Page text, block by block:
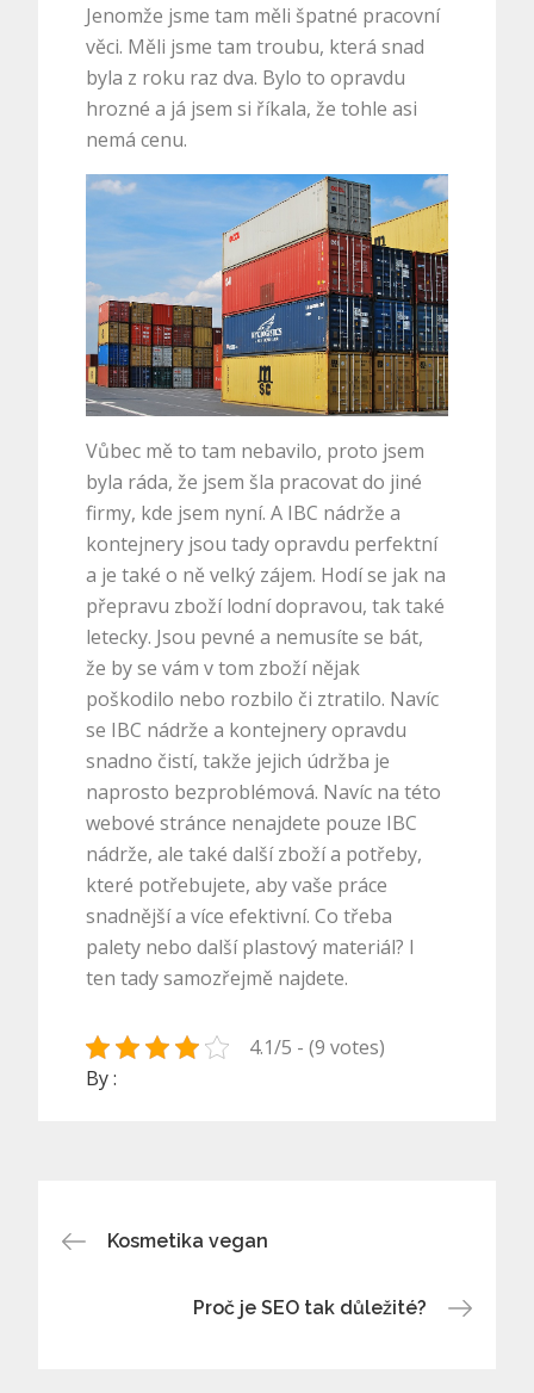
Jenomže jsme tam měli špatné pracovní
věci. Měli jsme tam troubu, která snad
byla z roku raz dva. Bylo to opravdu
hrozné a já jsem si říkala, že tohle asi
nemá cenu.
Vůbec mě to tam nebavilo, proto jsem
byla ráda, že jsem šla pracovat do jiné
firmy, kde jsem nyní. A IBC nádrže a
kontejnery jsou tady opravdu perfektní
a je také o ně velký zájem. Hodí se jak na
přepravu zboží lodní dopravou, tak také
letecky. Jsou pevné a nemusíte se bát,
že by se vám v tom zboží nějak
poškodilo nebo rozbilo či ztratilo. Navíc
se IBC nádrže a kontejnery opravdu
snadno čistí, takže jejich údržba je
naprosto bezproblémová. Navíc na této
webové stránce nenajdete pouze IBC
nádrže, ale také další zboží a potřeby,
které potřebujete, aby vaše práce
snadnější a více efektivní. Co třeba
palety nebo další plastový materiál? I
ten tady samozřejmě najdete.
4.1/5 - (9 votes)
By :
Navigace
Kosmetika vegan
Proč je SEO tak důležité?